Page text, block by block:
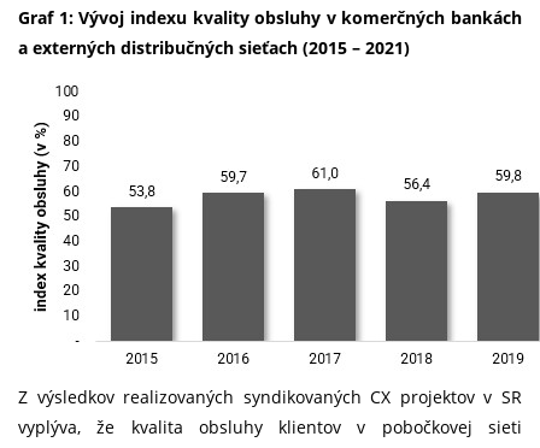
Graf 1: Vývoj indexu kvality obsluhy v komerčných bankách
a externých distribučných sieťach (2015 – 2021)
Z výsledkov realizovaných syndikovaných CX projektov v SR
vyplýva, že kvalita obsluhy klientov v pobočkovej sieti